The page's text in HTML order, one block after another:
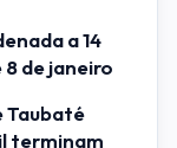
a 14
de janeiro
Taubaté
terminam